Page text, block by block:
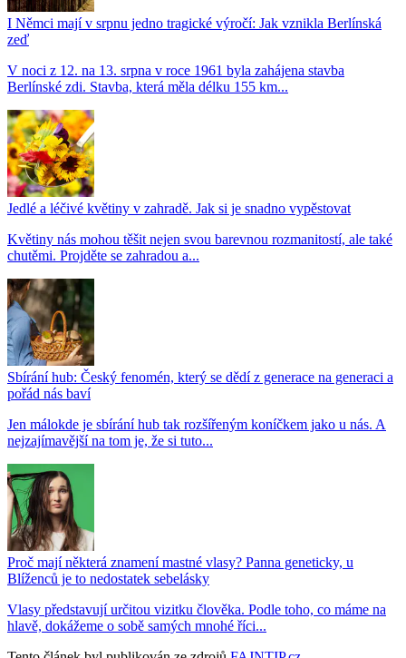
I Němci mají v srpnu jedno tragické výročí: Jak vznikla Berlínská
zeď
V noci z 12. na 13. srpna v roce 1961 byla zahájena stavba
Berlínské zdi. Stavba, která měla délku 155 km...
Jedlé a léčivé květiny v zahradě. Jak si je snadno vypěstovat
Květiny nás mohou těšit nejen svou barevnou rozmanitostí, ale také
chutěmi. Projděte se zahradou a...
Sbírání hub: Český fenomén, který se dědí z generace na generaci a
pořád nás baví
Jen málokde je sbírání hub tak rozšířeným koníčkem jako u nás. A
nejzajímavější na tom je, že si tuto...
Proč mají některá znamení mastné vlasy? Panna geneticky, u
Blíženců je to nedostatek sebelásky
Vlasy představují určitou vizitku člověka. Podle toho, co máme na
hlavě, dokážeme o sobě samých mnohé říci...